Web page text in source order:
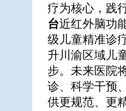
疗为核心，践
台近红外脑功
级儿童精准诊
升川渝区域儿
步。未来医院
诊、科学干预
供更规范、更